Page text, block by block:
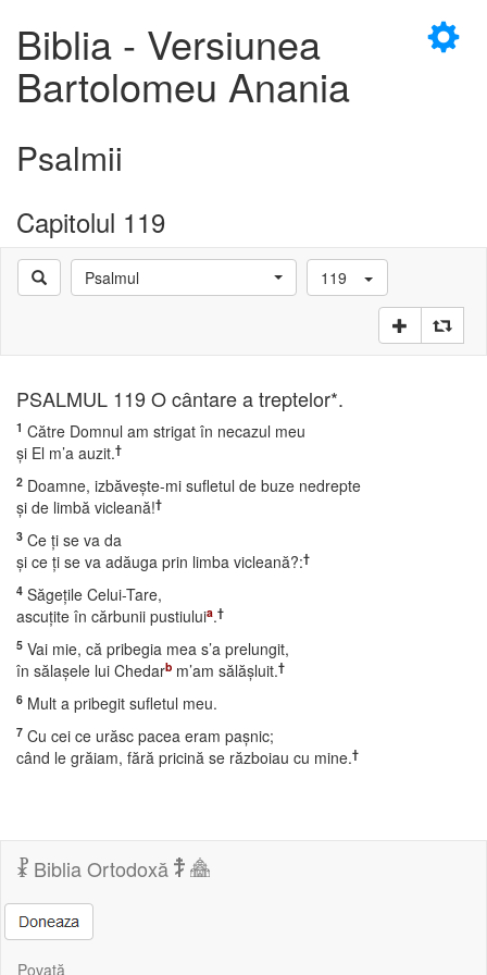
×
Biblia - Versiunea
Bartolomeu Anania
Psalmii
Capitolul 119
Psalmul 119
PSALMUL 119 O cântare a treptelor*.
1 Către Domnul am strigat în necazul meu
şi El m’a auzit.†
2 Doamne, izbăveşte-mi sufletul de buze nedrepte
şi de limbă vicleană!†
3 Ce ţi se va da
şi ce ţi se va adăuga prin limba vicleană?:†
4 Săgeţile Celui-Tare,
ascuţite în cărbunii pustiuluia.†
5 Vai mie, că pribegia mea s’a prelungit,
în sălaşele lui Chedarb m’am sălăşluit.†
6 Mult a pribegit sufletul meu.
7 Cu cei ce urăsc pacea eram paşnic;
când le grăiam, fără pricină se războiau cu mine.†
Biblia Ortodoxă
Povață